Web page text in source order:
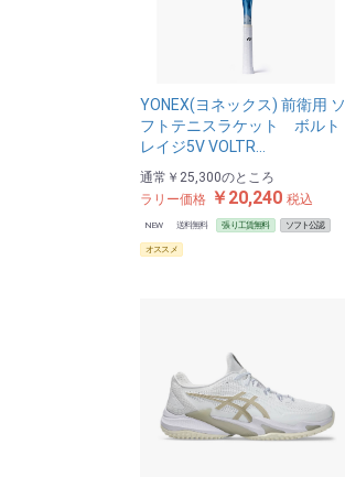
YONEX(ヨネックス) 前衛用 ソ
フトテニスラケット ボルト
レイジ5V VOLTR…
通常 ￥25,300のところ
ラリー価格 ￥20,240 税込
NEW 送料無料 張り工賃無料 ソフト公認
オススメ